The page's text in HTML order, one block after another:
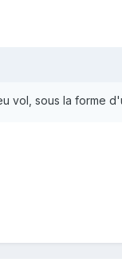
vol, sous la forme